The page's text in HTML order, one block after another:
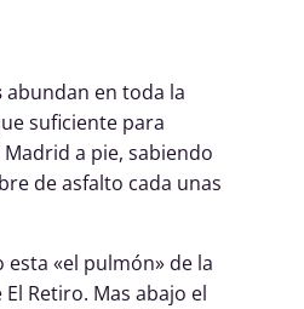
abundan en toda la
suficiente para
a pie, sabiendo
de asfalto cada unas
esta «el pulmón» de la
Retiro. Mas abajo el